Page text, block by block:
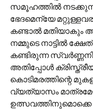
സമൂഹത്തിൽ
ഭേദമെന്യേ
കണ്ടാൽ മതിയാകും
നമ്മുടെ നാട്ടിൽ
കണ്ടിരുന്ന
അതിപ്പോൾ
കൊടിമരത്തിന്റെ
വ്യത്യാസം
ഉത്സവത്തിനുമൊക്കെ